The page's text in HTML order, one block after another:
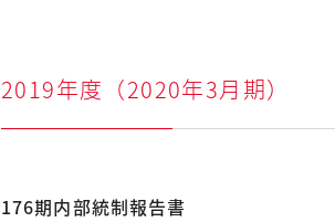
2019年度（2020年3月期）
176期内部統制報告書